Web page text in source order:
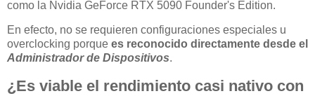
como la Nvidia GeForce RTX 5090 Founder's Edition.
En efecto, no se requieren configuraciones especiales u
overclocking porque es reconocido directamente desde el
Administrador de Dispositivos.
¿Es viable el rendimiento casi nativo con